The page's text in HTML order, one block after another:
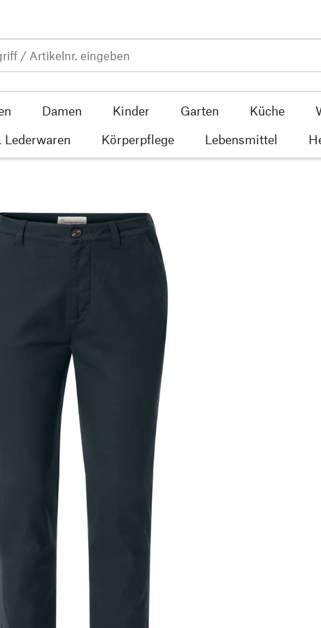
Damen Kinder Garten Küche
Lederwaren Körperpflege Lebensmittel